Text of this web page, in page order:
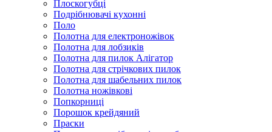
Плоскогубці
Подрібнювачі кухонні
Поло
Полотна для електроножівок
Полотна для лобзиків
Полотна для пилок Алігатор
Полотна для стрічкових пилок
Полотна для шабельних пилок
Полотна ножівкові
Попкорниці
Порошок крейдяний
Праски